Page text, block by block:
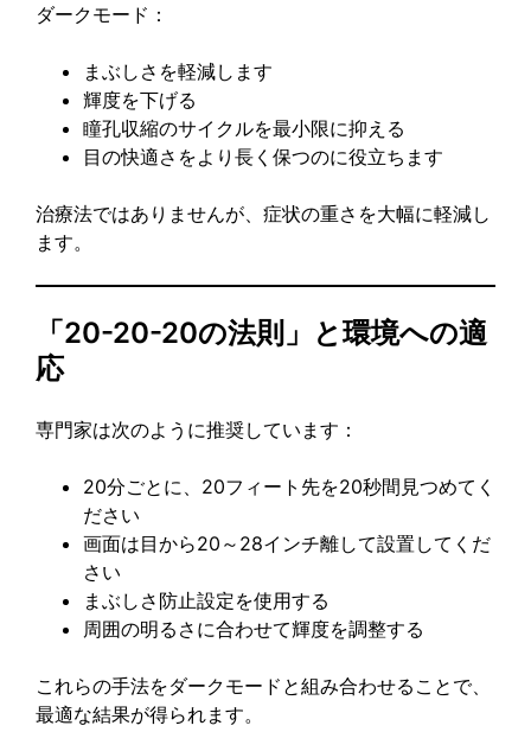
ダークモード：
まぶしさを軽減します
輝度を下げる
瞳孔収縮のサイクルを最小限に抑える
目の快適さをより長く保つのに役立ちます
治療法ではありませんが、症状の重さを大幅に軽減し
ます。
「20-20-20の法則」と環境への適
応
専門家は次のように推奨しています：
20分ごとに、20フィート先を20秒間見つめてく
ださい
画面は目から20～28インチ離して設置してくだ
さい
まぶしさ防止設定を使用する
周囲の明るさに合わせて輝度を調整する
これらの手法をダークモードと組み合わせることで、
最適な結果が得られます。